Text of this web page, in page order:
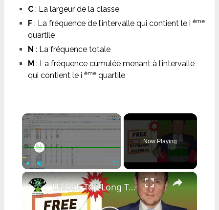
C: La largeur de la classe
F: La fréquence de l’intervalle qui contient le i ème
quartile
N : La fréquence totale
M: La fréquence cumulée menant à l’intervalle
qui contient le i èmequartile
×
Play Unmute
Now Playing
×
Unlock Top Long Tail Keywords for FREE: Secret Formula Revealed!